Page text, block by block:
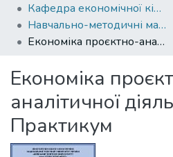
All of DSpace
Statistics
Кафедра економічної кібернетики (ЕК)
Навчально-методичні матеріали (ЕК)
Економіка проєктно-аналітичної діяльності. Практикум
Економіка
аналітичної
Практикум